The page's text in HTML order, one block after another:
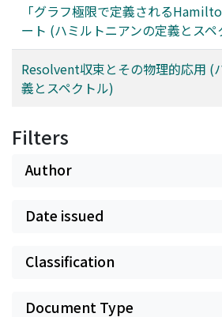
「グラフ極限で定義される
ート (ハミルトニアンの定義とスペ
Resolvent収束とその物理的応用 (
義とスペクトル)
Filters
Author
Date issued
Classification
Document Type